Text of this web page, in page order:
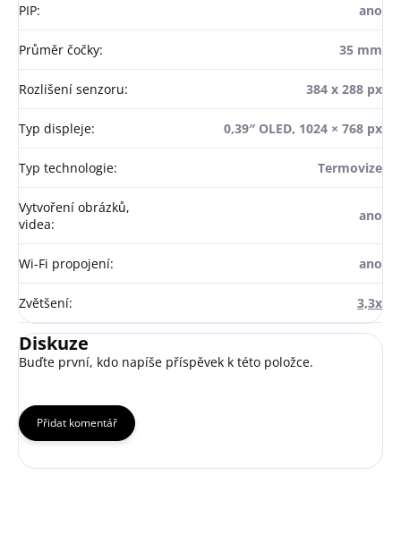
PIP: ano
Průměr čočky: 35 mm
Rozlišení senzoru: 384 x 288 px
Typ displeje: 0,39″ OLED, 1024 × 768 px
Typ technologie: Termovize
Vytvoření obrázků,
videa:
ano
Wi-Fi propojení: ano
Zvětšení: 3,3x
Diskuze
Buďte první, kdo napíše příspěvek k této položce.
Přidat komentář